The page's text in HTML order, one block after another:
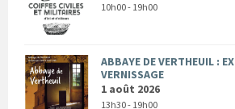
10h00 - 19h00
ABBAYE DE VERTHEUIL :
VERNISSAGE
1 août 2026
13h30 - 19h00